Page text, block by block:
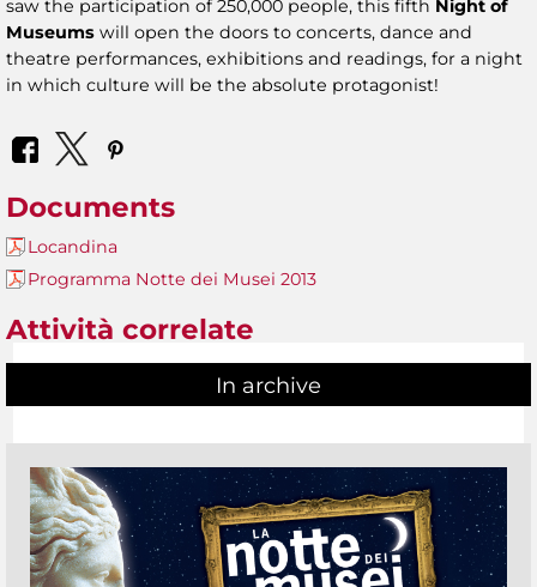
saw the participation of 250,000 people, this fifth Night of
Museums will open the doors to concerts, dance and
theatre performances, exhibitions and readings, for a night
in which culture will be the absolute protagonist!
Documents
Locandina
Programma Notte dei Musei 2013
Attività correlate
In archive